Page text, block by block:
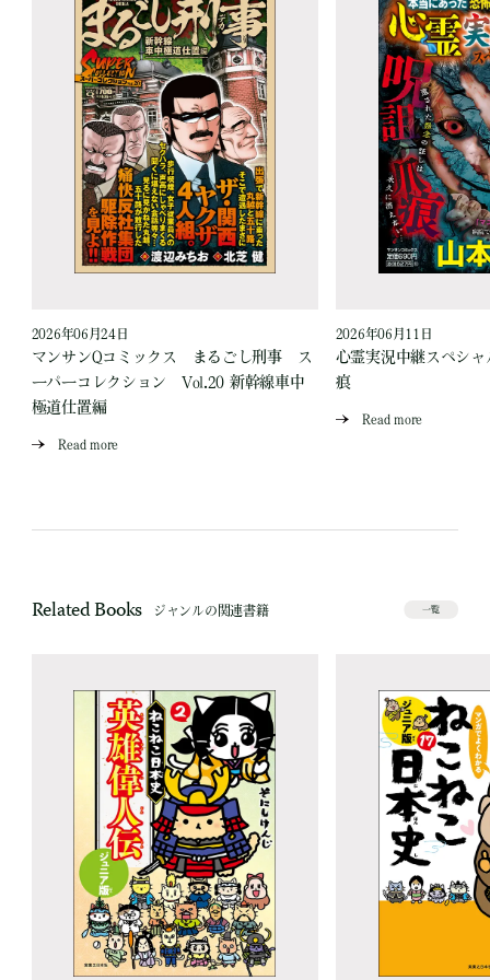
2026年06月24日
マンサンQコミックス まるごし刑事 ス
ーパーコレクション Vol.20 新幹線車中
極道仕置編
Read more
2026年06月11日
心霊実況中継スペシ
痕
Read more
Related Books ジャンルの関連書籍 一覧